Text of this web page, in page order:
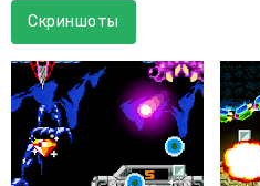
Скриншоты